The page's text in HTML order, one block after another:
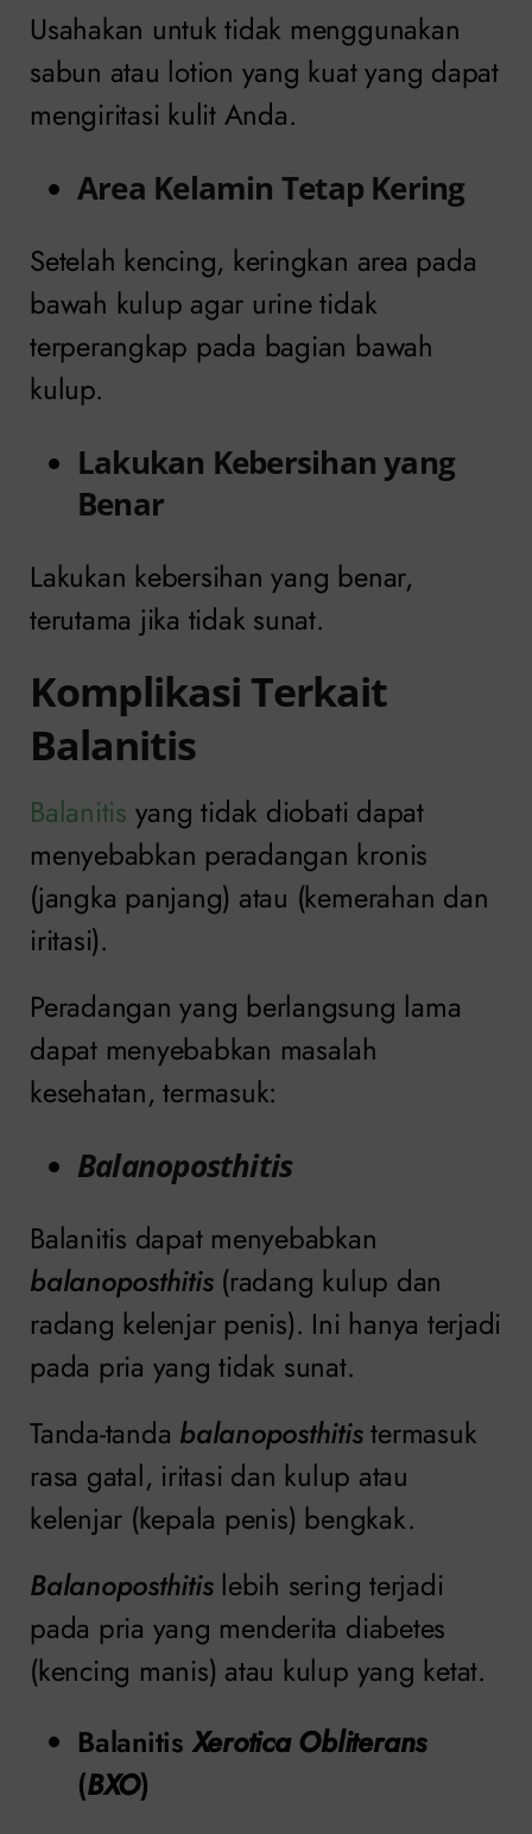
Usahakan untuk tidak menggunakan
sabun atau lotion yang kuat yang dapat
mengiritasi kulit Anda.
Area Kelamin Tetap Kering
Setelah kencing, keringkan area pada
bawah kulup agar urine tidak
terperangkap pada bagian bawah
kulup.
Lakukan Kebersihan yang
Benar
Lakukan kebersihan yang benar,
terutama jika tidak sunat.
Komplikasi Terkait
Balanitis
Balanitis yang tidak diobati dapat
menyebabkan peradangan kronis
(jangka panjang) atau (kemerahan dan
iritasi).
Peradangan yang berlangsung lama
dapat menyebabkan masalah
kesehatan, termasuk:
Balanoposthitis
Balanitis dapat menyebabkan
balanoposthitis(radang kulup dan
radang kelenjar penis). Ini hanya terjadi
pada pria yang tidak sunat.
Tanda-tanda balanoposthitistermasuk
rasa gatal, iritasi dan kulup atau
kelenjar (kepala penis) bengkak.
Balanoposthitislebih sering terjadi
pada pria yang menderita diabetes
(kencing manis) atau kulup yang ketat.
BalanitisXerotica Obliterans
(BXO)